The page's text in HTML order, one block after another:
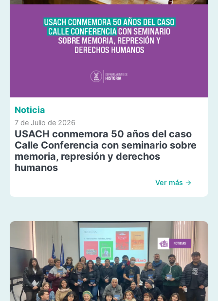
Noticia
7 de Julio de 2026
USACH conmemora 50 años del caso
Calle Conferencia con seminario sobre
memoria, represión y derechos
humanos
Ver más →